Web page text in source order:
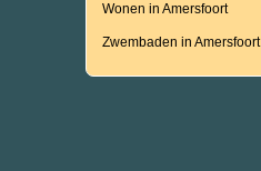
Wonen in Amersfoort
Zwembaden in Amersfoort